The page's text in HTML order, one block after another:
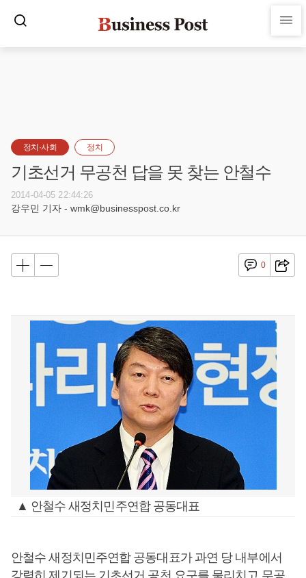
정치·사회 정치
기초선거 무공천 답을 못 찾는 안철수
2014-04-05 22:44:26
강우민 기자 - wmk@businesspost.co.kr
0
▲ 안철수 새정치민주연합 공동대표
안철수 새정치민주연합 공동대표가 과연 당 내부에서
강력히 제기되는 기초선거 공천 요구를 물리치고 무공